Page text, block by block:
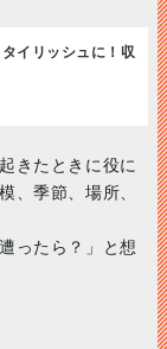
イリッシュに！収
きたときに役に
、季節、場所、
ったら？」と想